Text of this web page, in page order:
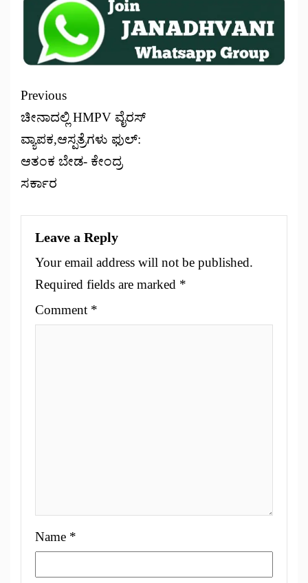
Previous
ಚೀನಾದಲ್ಲಿ HMPV ವೈರಸ್
ವ್ಯಾಪಕ,ಆಸ್ಪತ್ರೆಗಳು ಫುಲ್:
ಆತಂಕ ಬೇಡ- ಕೇಂದ್ರ
ಸರ್ಕಾರ
Leave a Reply
Your email address will not be published.
Required fields are marked *
Comment *
Name *